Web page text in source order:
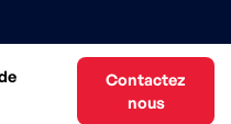
Contactez
nous